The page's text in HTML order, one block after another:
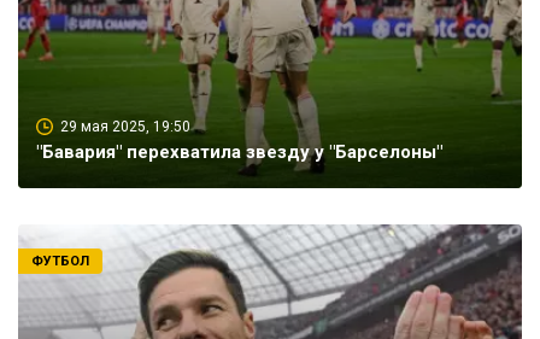
29 мая 2025, 19:50
"Бавария" перехватила звезду у "Барселоны"
ФУТБОЛ